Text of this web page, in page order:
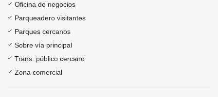
Oficina de negocios
Parqueadero visitantes
Parques cercanos
Sobre vía principal
Trans. público cercano
Zona comercial